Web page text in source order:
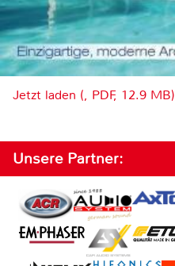
Jetzt laden (, PDF, 12.9 MB)
Unsere Partner: